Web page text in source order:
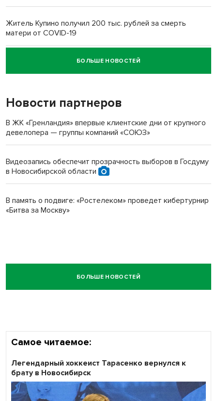
Житель Купино получил 200 тыс. рублей за смерть
матери от COVID-19
Новосибирский суд наказал водителя за смерть
пенсионерки на вокзале
БОЛЬШЕ НОВОСТЕЙ
Новости партнеров
В ЖК «Гренландия» впервые клиентские дни от крупного
девелопера — группы компаний «СОЮЗ»
Видеозапись обеспечит прозрачность выборов в Госдуму
в Новосибирской области
В память о подвиге: «Ростелеком» проведет кибертурнир
«Битва за Москву»
БОЛЬШЕ НОВОСТЕЙ
Самое читаемое:
Легендарный хоккеист Тарасенко вернулся к
брату в Новосибирск